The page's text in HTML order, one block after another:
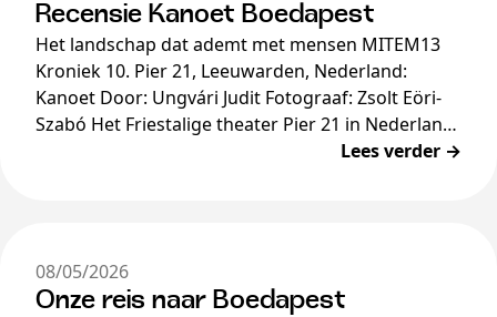
Recensie Kanoet Boedapest
Het landschap dat ademt met mensen MITEM13
Kroniek 10. Pier 21, Leeuwarden, Nederland:
Kanoet Door: Ungvári Judit Fotograaf: Zsolt Eöri-
Szabó Het Friestalige theater Pier 21 in Nederland
Lees verder →
08/05/2026
Onze reis naar Boedapest